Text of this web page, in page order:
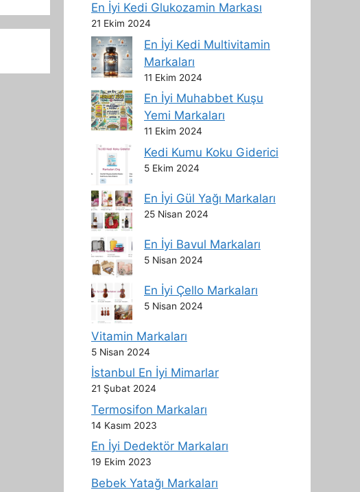
En İyi Kedi Glukozamin Markası
21 Ekim 2024
En İyi Kedi Multivitamin
Markaları
11 Ekim 2024
En İyi Muhabbet Kuşu
Yemi Markaları
11 Ekim 2024
Kedi Kumu Koku Giderici
5 Ekim 2024
En İyi Gül Yağı Markaları
25 Nisan 2024
En İyi Bavul Markaları
5 Nisan 2024
En İyi Çello Markaları
5 Nisan 2024
Vitamin Markaları
5 Nisan 2024
İstanbul En İyi Mimarlar
21 Şubat 2024
Termosifon Markaları
14 Kasım 2023
En İyi Dedektör Markaları
19 Ekim 2023
Bebek Yatağı Markaları